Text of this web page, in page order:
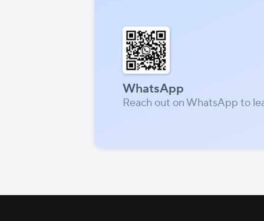
WhatsApp
Reach out on WhatsApp to